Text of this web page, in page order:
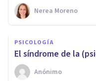
Nerea Moreno
PSICOLOGÍA
El síndrome de la
Anónimo